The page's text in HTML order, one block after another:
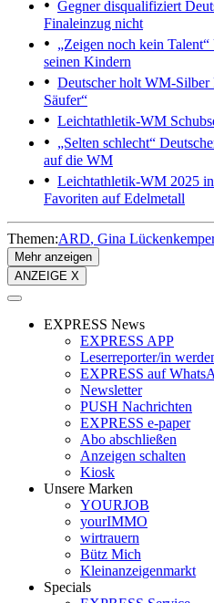
Gegner disqualifiziert
Finaleinzug nicht
„Zeigen noch kein Talent“
seinen Kindern
Deutscher holt WM-Silber
Säufer“
Leichtathletik-WM
„Selten schlecht“
auf die WM
Leichtathletik-WM 2025
Favoriten auf Edelmetall
Themen:ARD Gina
Mehr anzeigen
ANZEIGE X
EXPRESS News
EXPRESS APP
Leserreporter/in
EXPRESS auf
Newsletter
PUSH Nachrichten
EXPRESS e-paper
Abo abschließen
Anzeigen schalten
Kiosk
Unsere Marken
YOURJOB
yourIMMO
wirtrauern
Bütz Mich
Kleinanzeigenmarkt
Specials